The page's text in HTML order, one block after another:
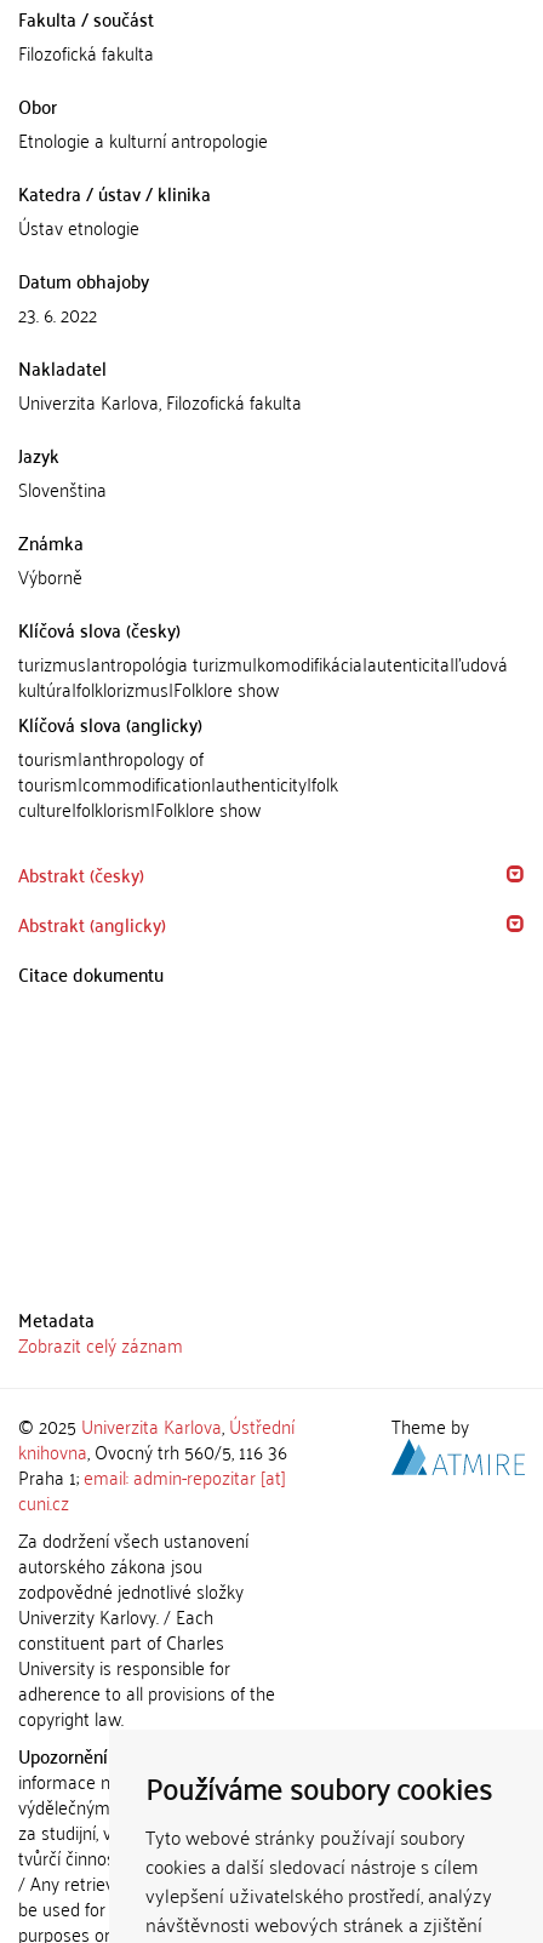
Používáme soubory cookies
Tyto webové stránky používají soubory
cookies a další sledovací nástroje s cílem
vylepšení uživatelského prostředí, analýzy
návštěvnosti webových stránek a zjištění
Fakulta / součást
Filozofická fakulta
Obor
Etnologie a kulturní antropologie
Katedra / ústav / klinika
Ústav etnologie
Datum obhajoby
23. 6. 2022
Nakladatel
Univerzita Karlova, Filozofická fakulta
Jazyk
Slovenština
Známka
Výborně
Klíčová slova (česky)
turizmus|antropológia turizmu|komodifikácia|autenticita|ľudová
kultúra|folklorizmus|Folklore show
Klíčová slova (anglicky)
tourism|anthropology of
tourism|commodification|authenticity|folk
culture|folklorism|Folklore show
Abstrakt (česky)
Abstrakt (anglicky)
Citace dokumentu
Metadata
Zobrazit celý záznam
© 2025 Univerzita Karlova,Ústřední
knihovna, Ovocný trh 560/5, 116 36
Praha 1;email: admin-repozitar [at]
cuni.cz
Za dodržení všech ustanovení
autorského zákona jsou
zodpovědné jednotlivé složky
Univerzity Karlovy. / Each
constituent part of Charles
University is responsible for
adherence to all provisions of the
copyright law.
Upozornění / Notice:
informace nemohou být použity k
výdělečným účelům nebo vydávány
za studijní, vědeckou nebo jinou
tvůrčí činnost jiné osoby než autora.
/ Any retrieved information shall not
be used for any commercial
purposes or claimed as results of
Theme by